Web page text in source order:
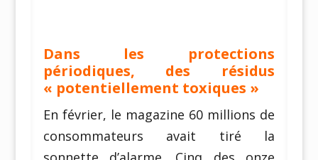
Dans les protections
périodiques, des résidus
« potentiellement toxiques »
En février, le magazine 60 millions de
consommateurs avait tiré la